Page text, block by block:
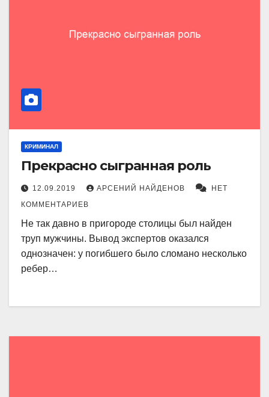
КРИМИНАЛ
Прекрасно сыгранная роль
12.09.2019 АРСЕНИЙ НАЙДЕНОВ
НЕТ
КОММЕНТАРИЕВ
Не так давно в пригороде столицы был найден
труп мужчины. Вывод экспертов оказался
однозначен: у погибшего было сломано несколько
ребер…